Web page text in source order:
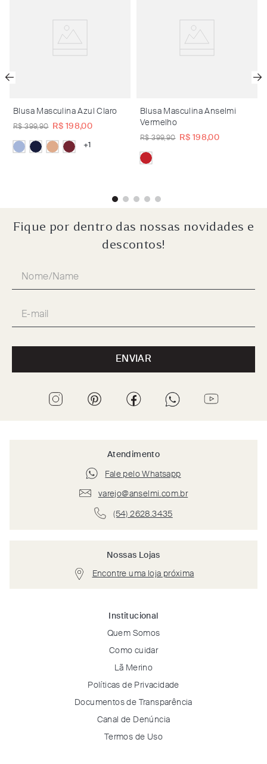
Blusa Masculina Azul Claro
R$ 399,90 R$ 198,00
+
Blusa Masculina Anselmi
Vermelho
R$ 399,90 R$ 198,00
Fique por dentro das nossas novidades e
descontos!
ENVIAR
Atendimento
Fale pelo Whatsapp
varejo@anselmi.com.br
(54) 2628.3435
Nossas Lojas
Encontre uma loja próxima
Institucional
Quem Somos
Como cuidar
Lã Merino
Políticas de Privacidade
Documentos de Transparência
Canal de Denúncia
Termos de Uso